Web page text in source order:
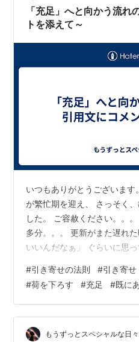
とかダメ…
「充足」へと向かう流れ
トを添えて～
いつもありがとうございます
が繁忙期を迎え、 さっそく
した。 ご容赦ください。。
多分。。。 更新がまた遅れ
いいんだなぁ」 ぐらいに思
日の記事 「【図解】ラーメ
た充足は同じ～「知覚不全」
～」 にて、 素敵なコメント
ありがとうございました。
皆様の参考にもなると思われ
#引き寄せの法則 #引き寄せ
#荷を下ろす #充足 #既に
もうずっとスペシャルな日々